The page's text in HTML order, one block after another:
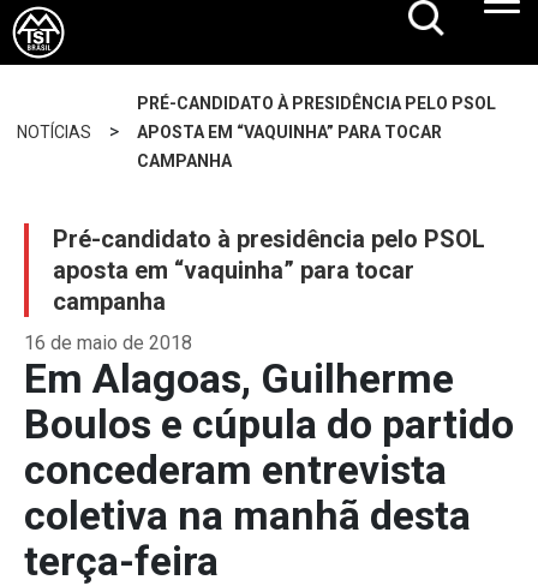
NOTÍCIAS >
PRÉ-CANDIDATO À PRESIDÊNCIA PELO PSOL
APOSTA EM “VAQUINHA” PARA TOCAR
CAMPANHA
Pré-candidato à presidência pelo PSOL
aposta em “vaquinha” para tocar
campanha
16 de maio de 2018
Em Alagoas, Guilherme
Boulos e cúpula do partido
concederam entrevista
coletiva na manhã desta
terça-feira